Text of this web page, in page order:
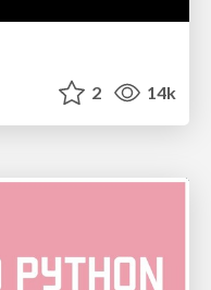
2 14k